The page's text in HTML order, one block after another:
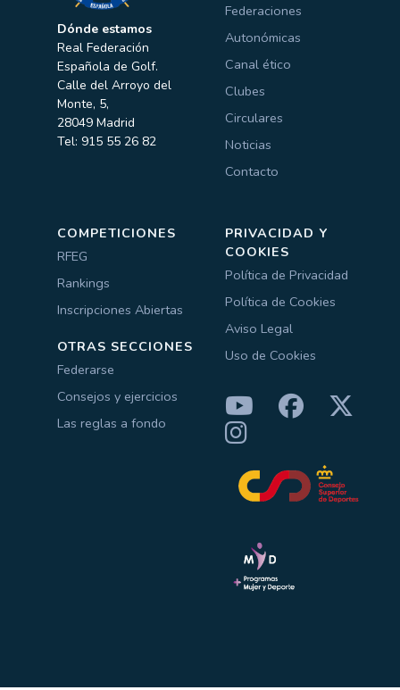
Dónde estamos
Real Federación
Española de Golf.
Calle del Arroyo del
Monte, 5,
28049 Madrid
Tel: 915 55 26 82
Federaciones
Autonómicas
Canal ético
Clubes
Circulares
Noticias
Contacto
COMPETICIONES
RFEG
Rankings
Inscripciones Abiertas
OTRAS SECCIONES
Federarse
Consejos y ejercicios
Las reglas a fondo
PRIVACIDAD Y
COOKIES
Política de Privacidad
Política de Cookies
Aviso Legal
Uso de Cookies